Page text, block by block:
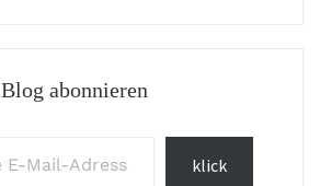
Blog abonnieren
klick